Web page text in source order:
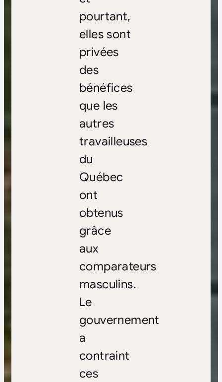
pourtant,
elles sont
privées
des
bénéfices
que les
autres
travailleuses
du
Québec
ont
obtenus
grâce
aux
comparateurs
masculins.
Le
gouvernement
a
contraint
ces